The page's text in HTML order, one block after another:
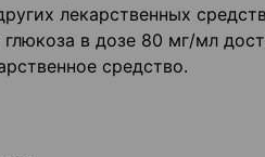
лекарственных
в дозе 80 мг/мл
средство.